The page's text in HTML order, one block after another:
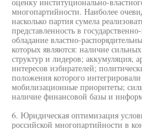
многопартийности. Наиболее
насколько партия сумела
представленность в
обладание властно-
которых являются: наличие
структур и лидеров; аккумуляция,
интересов избирателей;
положения которого
мобилизационные приоритеты;
наличие финансовой базы и
6. Юридическая оптимизация
российской многопартийности в